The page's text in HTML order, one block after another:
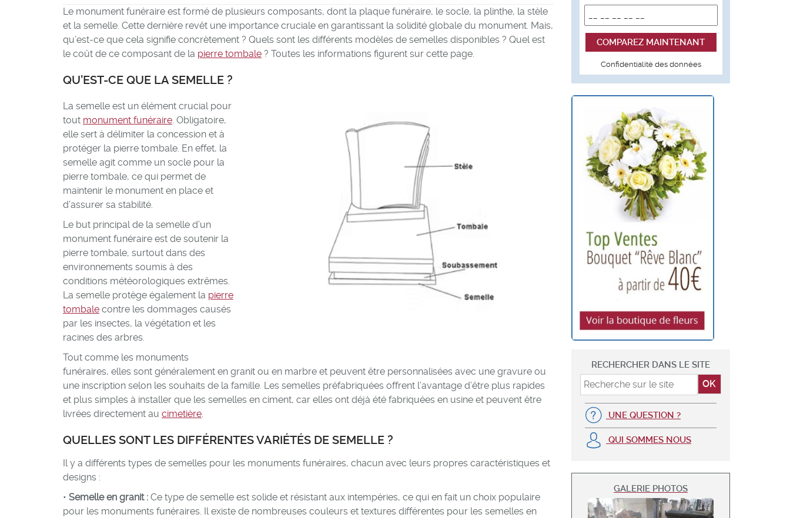
Le monument funéraire est formé de plusieurs composants, dont la plaque funéraire, le socle, la plinthe, la stèle
et la semelle. Cette dernière revêt une importance cruciale en garantissant la solidité globale du monument. Mais,
qu’est-ce que cela signifie concrètement ? Quels sont les différents modèles de semelles disponibles ? Quel est
le coût de ce composant de la pierre tombale ? Toutes les informations figurent sur cette page.
QU’EST-CE QUE LA SEMELLE ?
La semelle est un élément crucial pour
tout monument funéraire. Obligatoire,
elle sert à délimiter la concession et à
protéger la pierre tombale. En effet, la
semelle agit comme un socle pour la
pierre tombale, ce qui permet de
maintenir le monument en place et
d’assurer sa stabilité.
Le but principal de la semelle d’un
monument funéraire est de soutenir la
pierre tombale, surtout dans des
environnements soumis à des
conditions météorologiques extrêmes.
La semelle protège également la pierre
tombale contre les dommages causés
par les insectes, la végétation et les
racines des arbres.
Tout comme les monuments
funéraires, elles sont généralement en granit ou en marbre et peuvent être personnalisées avec une gravure ou
une inscription selon les souhaits de la famille. Les semelles préfabriquées offrent l’avantage d’être plus rapides
et plus simples à installer que les semelles en ciment, car elles ont déjà été fabriquées en usine et peuvent être
livrées directement au cimetière.
QUELLES SONT LES DIFFÉRENTES VARIÉTÉS DE SEMELLE ?
Il y a différents types de semelles pour les monuments funéraires, chacun avec leurs propres caractéristiques et
designs :
• Semelle en granit : Ce type de semelle est solide et résistant aux intempéries, ce qui en fait un choix populaire
pour les monuments funéraires. Il existe de nombreuses couleurs et textures différentes pour les semelles en
Confidentialité des données
RECHERCHER DANS LE SITE
UNE QUESTION ?
QUI SOMMES NOUS
GALERIE PHOTOS